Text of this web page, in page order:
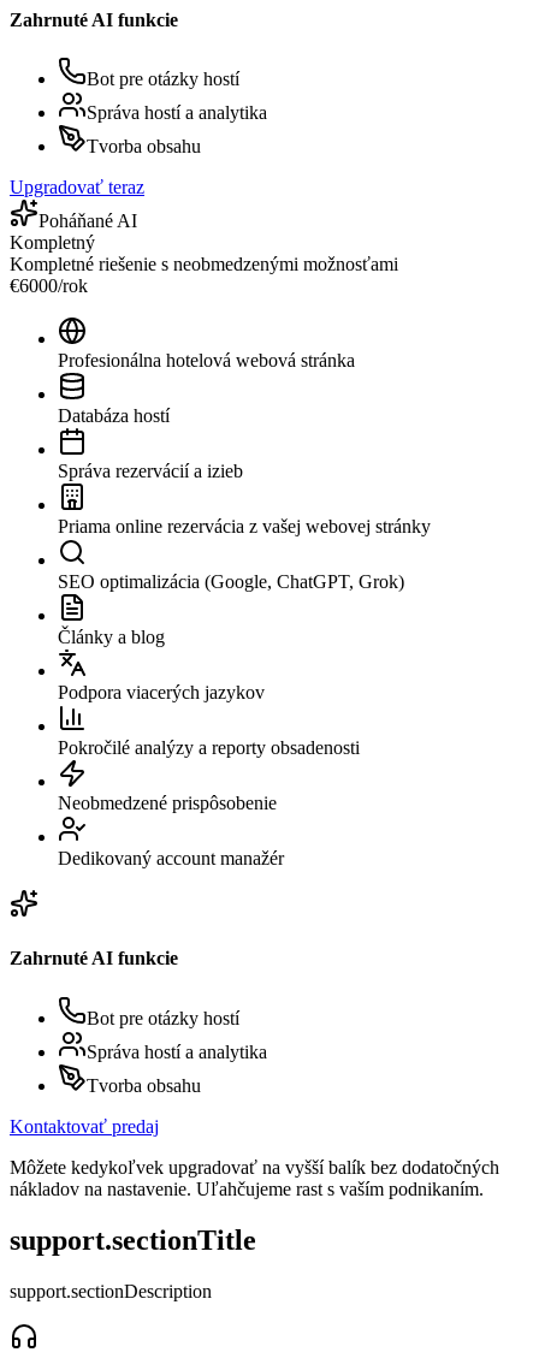
Zahrnuté AI funkcie
Bot pre otázky hostí
Správa hostí a analytika
Tvorba obsahu
Upgradovať teraz
Poháňané AI
Kompletný
Kompletné riešenie s neobmedzenými možnosťami
€6000/rok
Profesionálna hotelová webová stránka
Databáza hostí
Správa rezervácií a izieb
Priama online rezervácia z vašej webovej stránky
SEO optimalizácia (Google, ChatGPT, Grok)
Články a blog
Podpora viacerých jazykov
Pokročilé analýzy a reporty obsadenosti
Neobmedzené prispôsobenie
Dedikovaný account manažér
Zahrnuté AI funkcie
Bot pre otázky hostí
Správa hostí a analytika
Tvorba obsahu
Kontaktovať predaj
Môžete kedykoľvek upgradovať na vyšší balík bez dodatočných
nákladov na nastavenie. Uľahčujeme rast s vaším podnikaním.
support.sectionTitle
support.sectionDescription